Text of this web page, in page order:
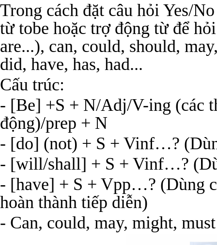
Trong cách đặt câu hỏi Yes/
từ tobe hoặc trợ động từ để
are...), can, could, should,
did, have, has, had...
Cấu trúc:
- [Be] +S + N/Adj/V-ing (các
động)/prep + N
- [do] (not) + S + Vinf…?
- [will/shall] + S + Vinf…?
- [have] + S + Vpp…? (Dùng
hoàn thành tiếp diễn)
- Can, could, may, might,